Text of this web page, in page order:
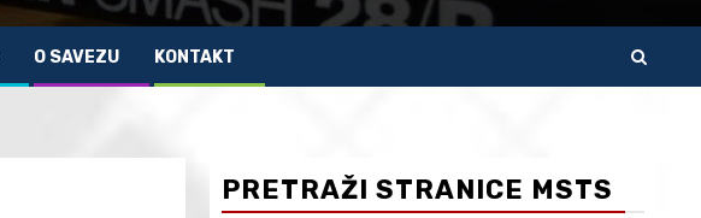
O SAVEZU KONTAKT
PRETRAŽI STRANICE MSTS